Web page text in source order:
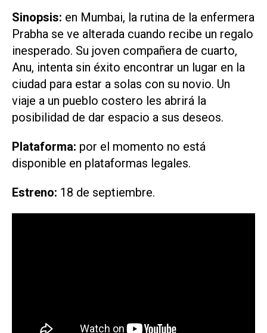
Sinopsis: en Mumbai, la rutina de la enfermera
Prabha se ve alterada cuando recibe un regalo
inesperado. Su joven compañera de cuarto,
Anu, intenta sin éxito encontrar un lugar en la
ciudad para estar a solas con su novio. Un
viaje a un pueblo costero les abrirá la
posibilidad de dar espacio a sus deseos.
Plataforma: por el momento no está
disponible en plataformas legales.
Estreno: 18 de septiembre.